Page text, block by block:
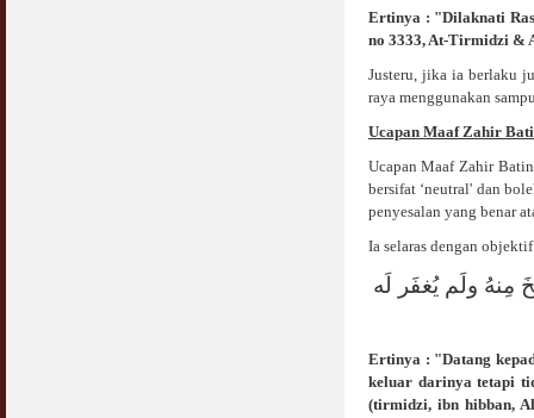
Ertinya : "Dilaknati
no 3333, At-Tirmidzi &
Justeru, jika ia berlaku
raya menggunakan
Ucapan Maaf Zahir
Ucapan Maaf Zahir
bersifat ‘neutral' dan
penyesalan yang benar
Ia selaras dengan
ولَم يُغفَر لَه
Ertinya : "Datang
keluar darinya tetapi
(tirmidzi, ibn hibban,